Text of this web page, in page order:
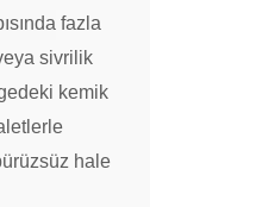
fazla
sivrilik
kemik
hale